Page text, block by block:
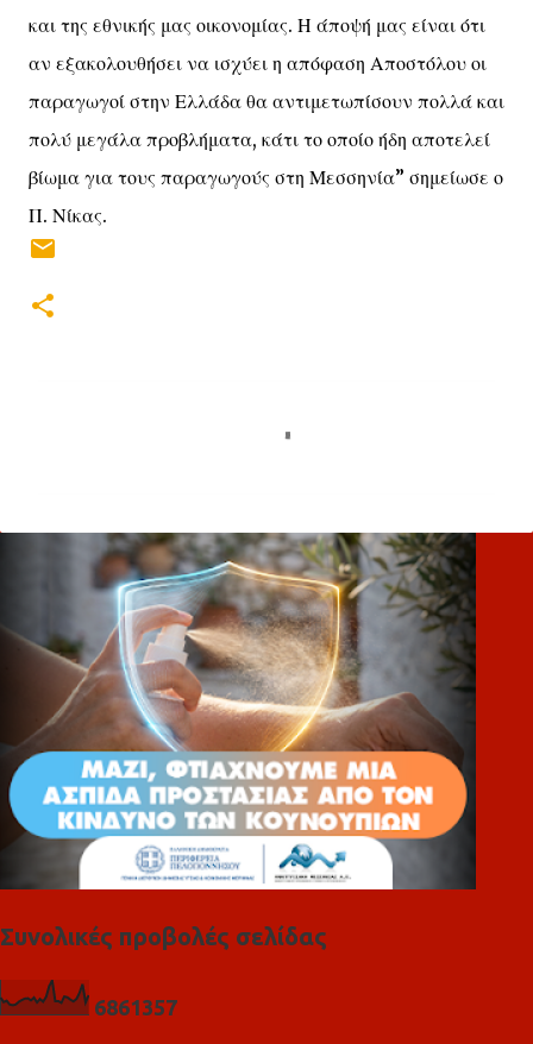
και της εθνικής μας οικονομίας. Η άποψή μας είναι ότι
αν εξακολουθήσει να ισχύει η απόφαση Αποστόλου οι
παραγωγοί στην Ελλάδα θα αντιμετωπίσουν πολλά και
πολύ μεγάλα προβλήματα, κάτι το οποίο ήδη αποτελεί
βίωμα για τους παραγωγούς στη Μεσσηνία” σημείωσε ο
Π. Νίκας.
λ
Συνολικές προβολές σελίδας
6861357